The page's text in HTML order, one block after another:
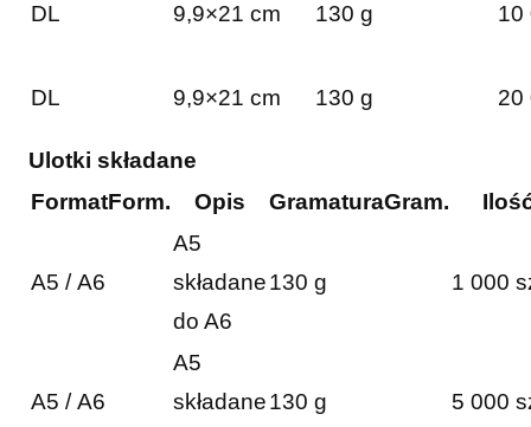
DL 9,9×21 cm 130 g 10
DL 9,9×21 cm 130 g 20
Ulotki składane
FormatForm. Opis GramaturaGram.
A5 / A6
A5
składane
do A6
130 g 1 000
A5 / A6
A5
składane130 g 5 000